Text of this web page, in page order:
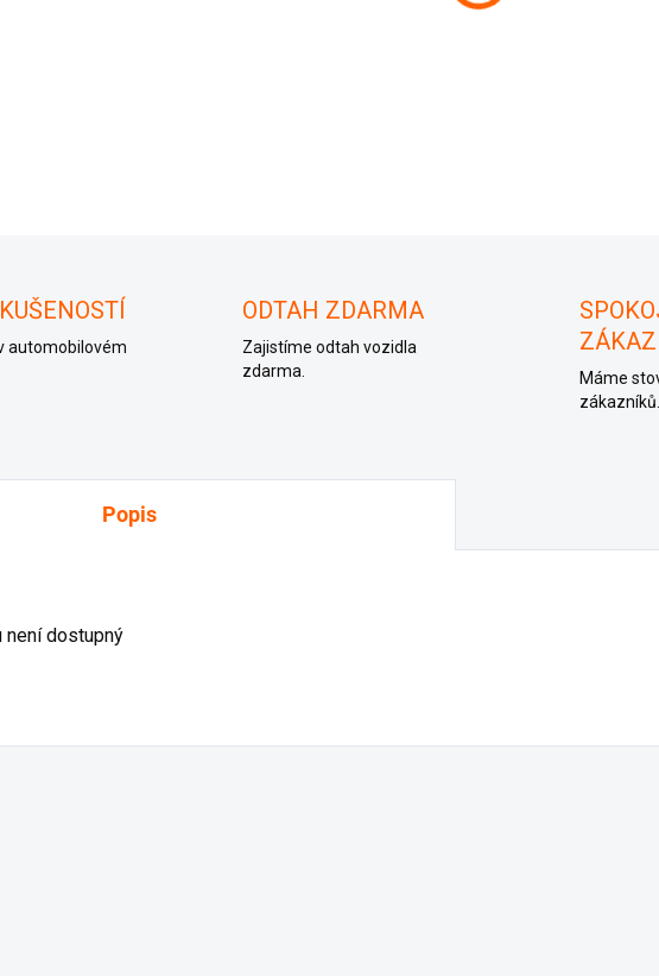
automobilovém
ODTAH ZDARMA
Zajistíme odtah vozidla
zdarma.
Máme
zákazníků.
Popis
není dostupný